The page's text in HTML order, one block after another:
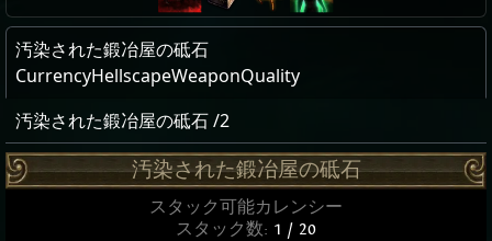
汚染された鍛冶屋の砥石
CurrencyHellscapeWeaponQuality
汚染された鍛冶屋の砥石 /2
汚染された鍛冶屋の砥石
スタック可能カレンシー
スタック数: 1 / 20